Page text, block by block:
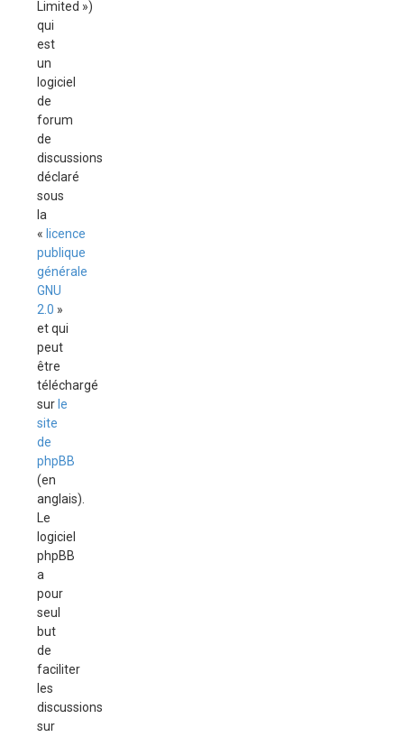
Limited »)
qui
est
un
logiciel
de
forum
de
discussions
déclaré
sous
la
« licence
publique
générale
GNU
2.0 »
et qui
peut
être
téléchargé
sur le
site
de
phpBB
(en
anglais).
Le
logiciel
phpBB
a
pour
seul
but
de
faciliter
les
discussions
sur